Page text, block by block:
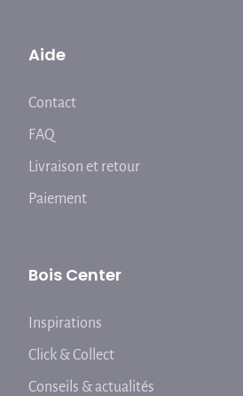
Aide
Contact
FAQ
Livraison et retour
Paiement
Bois Center
Inspirations
Click & Collect
Conseils & actualités